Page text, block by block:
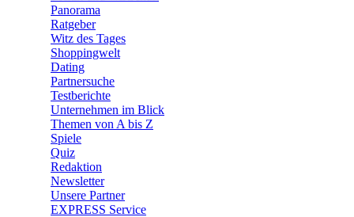
Panorama
Ratgeber
Witz des Tages
Shoppingwelt
Dating
Partnersuche
Testberichte
Unternehmen im Blick
Themen von A bis Z
Spiele
Quiz
Redaktion
Newsletter
Unsere Partner
EXPRESS Service